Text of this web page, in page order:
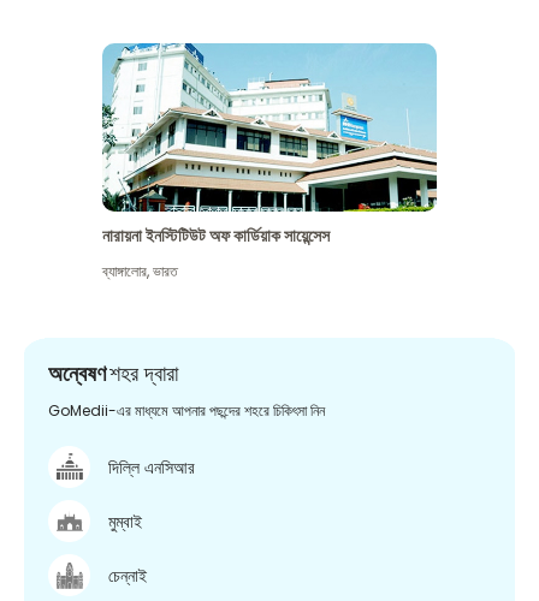
নারায়না ইনস্টিটিউট অফ কার্ডিয়াক সায়েন্সেস
ব্যাঙ্গালোর,ভারত
অন্বেষণশহর দ্বারা
GoMedii-এর মাধ্যমে আপনার পছন্দের শহরে চিকিৎসা নিন
দিল্লি এনসিআর
মুম্বাই
চেন্নাই